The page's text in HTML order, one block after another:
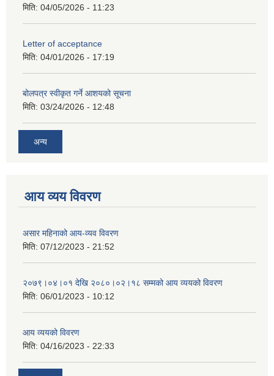
मिति: 04/05/2026 - 11:23
Letter of acceptance
मिति: 04/01/2026 - 17:19
बोलपत्र स्वीकृत गर्ने आशयको सूचना
मिति: 03/24/2026 - 12:48
अन्य
आय व्यय विवरण
असार महिनाको आय-व्यव विवरण
मिति: 07/12/2023 - 21:52
२०७९।०४।०१ देखि २०८०।०२।१८ सम्मको आय व्ययको विवरण
मिति: 06/01/2023 - 10:12
आय व्ययको विवरण
मिति: 04/16/2023 - 22:33